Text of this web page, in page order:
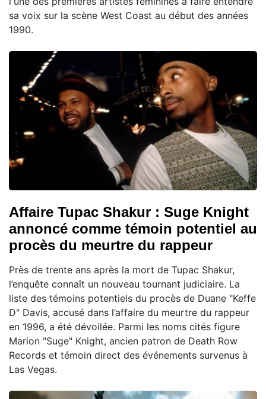
sa voix sur la scène West Coast au début des années
1990.
Affaire Tupac Shakur : Suge Knight
annoncé comme témoin potentiel au
procès du meurtre du rappeur
Près de trente ans après la mort de Tupac Shakur,
l’enquête connaît un nouveau tournant judiciaire. La
liste des témoins potentiels du procès de Duane "Keffe
D" Davis, accusé dans l’affaire du meurtre du rappeur
en 1996, a été dévoilée. Parmi les noms cités figure
Marion "Suge" Knight, ancien patron de Death Row
Records et témoin direct des événements survenus à
Las Vegas.